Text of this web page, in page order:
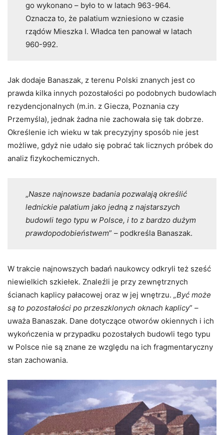
go wykonano – było to w latach 963-964.
Oznacza to, że palatium wzniesiono w czasie
rządów Mieszka I. Władca ten panował w latach
960-992.
Jak dodaje Banaszak, z terenu Polski znanych jest co
prawda kilka innych pozostałości po podobnych budowlach
rezydencjonalnych (m.in. z Giecza, Poznania czy
Przemyśla), jednak żadna nie zachowała się tak dobrze.
Określenie ich wieku w tak precyzyjny sposób nie jest
możliwe, gdyż nie udało się pobrać tak licznych próbek do
analiz fizykochemicznych.
„Nasze najnowsze badania pozwalają określić
lednickie palatium jako jedną z najstarszych
budowli tego typu w Polsce, i to z bardzo dużym
prawdopodobieństwem” – podkreśla Banaszak.
W trakcie najnowszych badań naukowcy odkryli też sześć
niewielkich szkiełek. Znaleźli je przy zewnętrznych
ścianach kaplicy pałacowej oraz w jej wnętrzu. „Być może
są to pozostałości po przeszklonych oknach kaplicy” –
uważa Banaszak. Dane dotyczące otworów okiennych i ich
wykończenia w przypadku pozostałych budowli tego typu
w Polsce nie są znane ze względu na ich fragmentaryczny
stan zachowania.